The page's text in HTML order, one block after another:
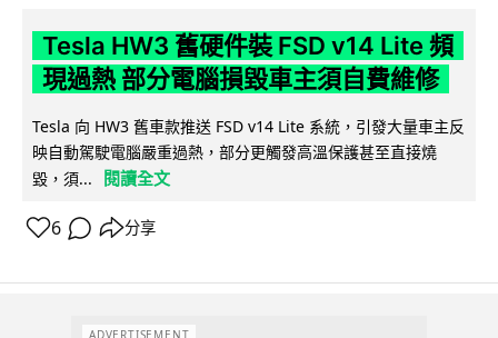
Tesla HW3 舊硬件裝 FSD v14 Lite 頻
現過熱 部分電腦損毀車主須自費維修
Tesla 向 HW3 舊車款推送 FSD v14 Lite 系統，引發大量車主反
映自動駕駛電腦嚴重過熱，部分更觸發高溫保護甚至直接燒
毀，須...
閱讀全文
6 分享
ADVERTISEMENT